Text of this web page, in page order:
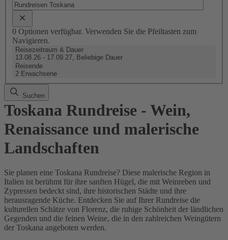
0 Optionen verfügbar. Verwenden Sie die Pfeiltasten zum
Navigieren.
Reisezeitraum & Dauer
13.08.26 - 17.09.27, Beliebige Dauer
Reisende
2 Erwachsene
Suchen
Toskana Rundreise - Wein,
Renaissance und malerische
Landschaften
Sie planen eine Toskana Rundreise? Diese malerische Region in
Italien ist berühmt für ihre sanften Hügel, die mit Weinreben und
Zypressen bedeckt sind, ihre historischen Städte und ihre
herausragende Küche. Entdecken Sie auf Ihrer Rundreise die
kulturellen Schätze von Florenz, die ruhige Schönheit der ländlichen
Gegenden und die feinen Weine, die in den zahlreichen Weingütern
der Toskana angeboten werden.